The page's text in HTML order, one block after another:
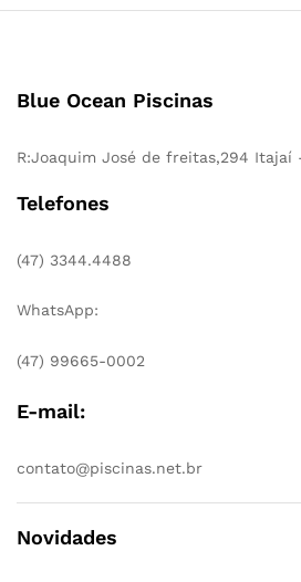
Blue Ocean Piscinas
R:Joaquim José de freitas,294 Itajaí
Telefones
(47) 3344.4488
WhatsApp:
(47) 99665-0002
E-mail:
contato@piscinas.net.br
Novidades